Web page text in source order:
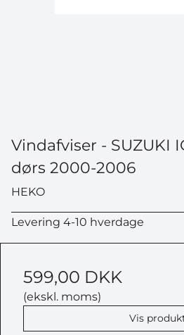
Vindafviser - SUZUKI
dørs 2000-2006
HEKO
Levering 4-10 hverdage
599,00 DKK
(ekskl. moms)
Vis